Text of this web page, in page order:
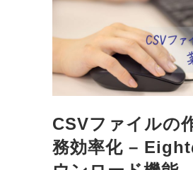
CSVファイルの
務効率化 –